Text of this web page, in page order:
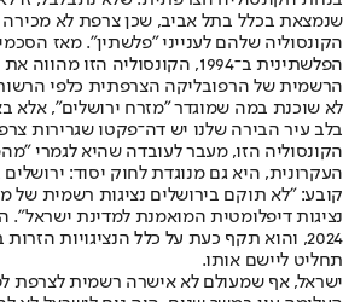
שנמצאת בכלל בתל אביב, שכן צרפת לא מכירה
הקונסוליה שלהם לענייני "פלשתין". מאז
הפלשתינית ב־1994, הקונסוליה הזו
הרשמית של הרפובליקה הצרפתית כלפי
לא שוכנת במה שמוגדר "מזרח ירושלים", אלא
בלב עיר הבירה שלנו יש דה־פקטו שגרירות
הקונסוליה הזו, מעבר לעובדה שהיא לגמרי
קובע: "לא תוקם בירושלים נציגות רשמית של
נציגות דיפלומטית המואמנת למדינת ישראל".
2024, והוא תקף כעת על כלל הנציגויות
תחליט ליישם אותו.
ישראל, אף שמעולם לא אישרה רשמית לצרפת